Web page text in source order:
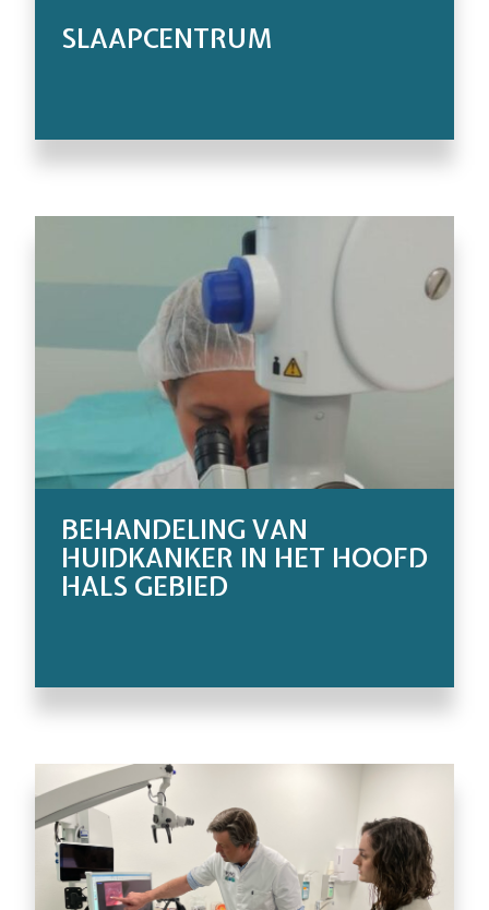
SLAAPCENTRUM
BEHANDELING VAN
HUIDKANKER IN HET HOOFD
HALS GEBIED